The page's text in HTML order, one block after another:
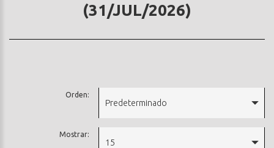
(31/JUL/2026)
Orden:
Predeterminado
Mostrar:
15